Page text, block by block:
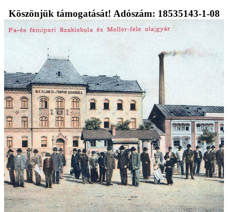
Köszönjük támogatását! Adószám: 18535143-1-08